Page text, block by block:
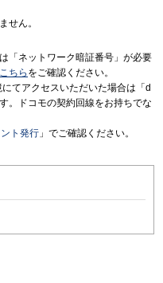
せん。
「ネットワーク暗証番号」が必要
こちら をご確認ください。
てアクセスいただいた場合は「d
。ドコモの契約回線をお持ちでな
ト発行 」でご確認ください。